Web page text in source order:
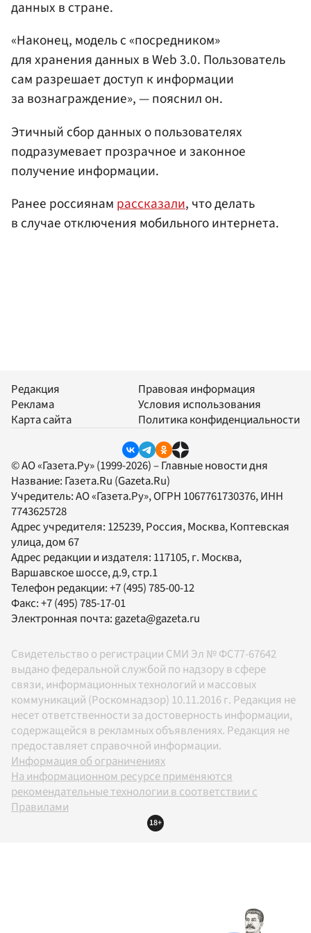
данных в стране.
«Наконец, модель с «посредником»
для хранения данных в Web 3.0. Пользователь
сам разрешает доступ к информации
за вознаграждение», — пояснил он.
Этичный сбор данных о пользователях
подразумевает прозрачное и законное
получение информации.
Ранее россиянам рассказали, что делать
в случае отключения мобильного интернета.
Редакция
Реклама
Карта сайта
Правовая информация
Условия использования
Политика конфиденциальности
© АО «Газета.Ру» (1999-2026) – Главные новости дня
Название: Газета.Ru (Gazeta.Ru)
Учредитель:АО «Газета.Ру», ОГРН 1067761730376, ИНН
7743625728
Адрес учредителя: 125239, Россия, Москва, Коптевская
улица, дом 67
Адрес редакции и издателя: 117105, г. Москва,
Варшавское шоссе, д.9, стр.1
Телефон редакции:+7 (495) 785-00-12
Факс:+7 (495) 785-17-01
Электронная почта:gazeta@gazeta.ru
Свидетельство о регистрации СМИ Эл № ФС77-67642
выдано федеральной службой по надзору в сфере
связи, информационных технологий и массовых
коммуникаций (Роскомнадзор) 10.11.2016 г. Редакция не
несет ответственности за достоверность информации,
содержащейся в рекламных объявлениях. Редакция не
предоставляет справочной информации.
Информация об ограничениях
На информационном ресурсе применяются
рекомендательные технологии в соответствии с
Правилами
18+